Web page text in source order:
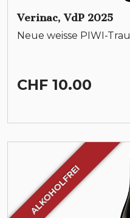
Verinac, VdP 2025
Neue weisse PIWI-
CHF 10.00
ALKOHOLFREI